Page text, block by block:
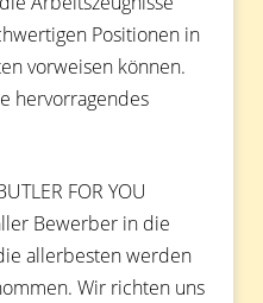
Positionen in
vorweisen können.
hervorragendes
FOR YOU
Bewerber in die
allerbesten werden
Wir richten uns